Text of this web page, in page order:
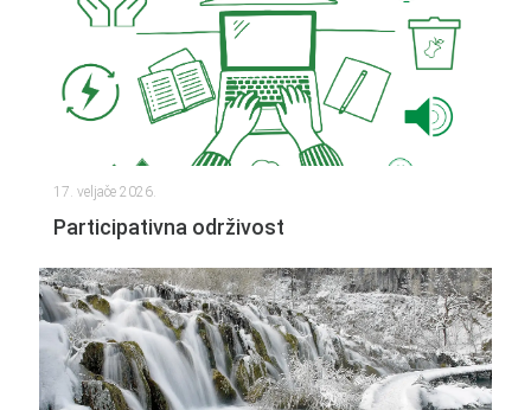
17. veljače 2026.
Participativna održivost